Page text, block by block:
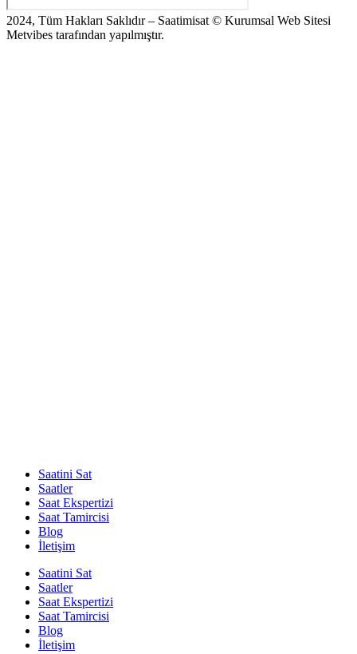
2024, Tüm Hakları Saklıdır – Saatimisat © Kurumsal Web Sitesi
Metvibes tarafından yapılmıştır.
Saatini Sat
Saatler
Saat Ekspertizi
Saat Tamircisi
Blog
İletişim
Saatini Sat
Saatler
Saat Ekspertizi
Saat Tamircisi
Blog
İletişim